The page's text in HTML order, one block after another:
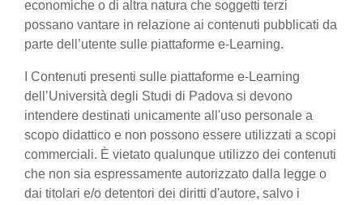
economiche o di altra natura che soggetti terzi
possano vantare in relazione ai contenuti pubblicati da
parte dell’utente sulle piattaforme e-Learning.
I Contenuti presenti sulle piattaforme e-Learning
dell’Università degli Studi di Padova si devono
intendere destinati unicamente all'uso personale a
scopo didattico e non possono essere utilizzati a scopi
commerciali. È vietato qualunque utilizzo dei contenuti
che non sia espressamente autorizzato dalla legge o
dai titolari e/o detentori dei diritti d'autore, salvo i